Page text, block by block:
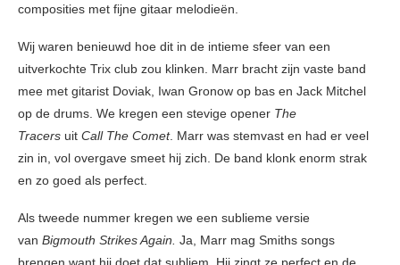
composities met fijne gitaar melodieën.
Wij waren benieuwd hoe dit in de intieme sfeer van een
uitverkochte Trix club zou klinken. Marr bracht zijn vaste band
mee met gitarist Doviak, Iwan Gronow op bas en Jack Mitchel
op de drums. We kregen een stevige opener The
Tracers uit Call The Comet. Marr was stemvast en had er veel
zin in, vol overgave smeet hij zich. De band klonk enorm strak
en zo goed als perfect.
Als tweede nummer kregen we een sublieme versie
van Bigmouth Strikes Again. Ja, Marr mag Smiths songs